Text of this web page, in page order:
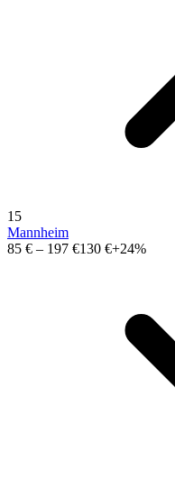
15
Mannheim
85 € – 197 €130 €+24%